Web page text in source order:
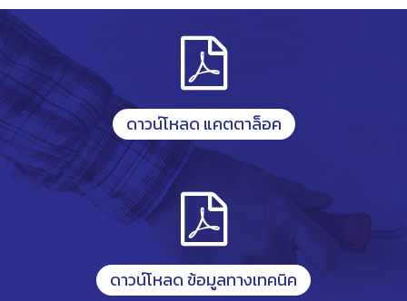
ดาวน์โหลด แคตตาล็อค
ดาวน์โหลด ข้อมูลทางเทคนิค